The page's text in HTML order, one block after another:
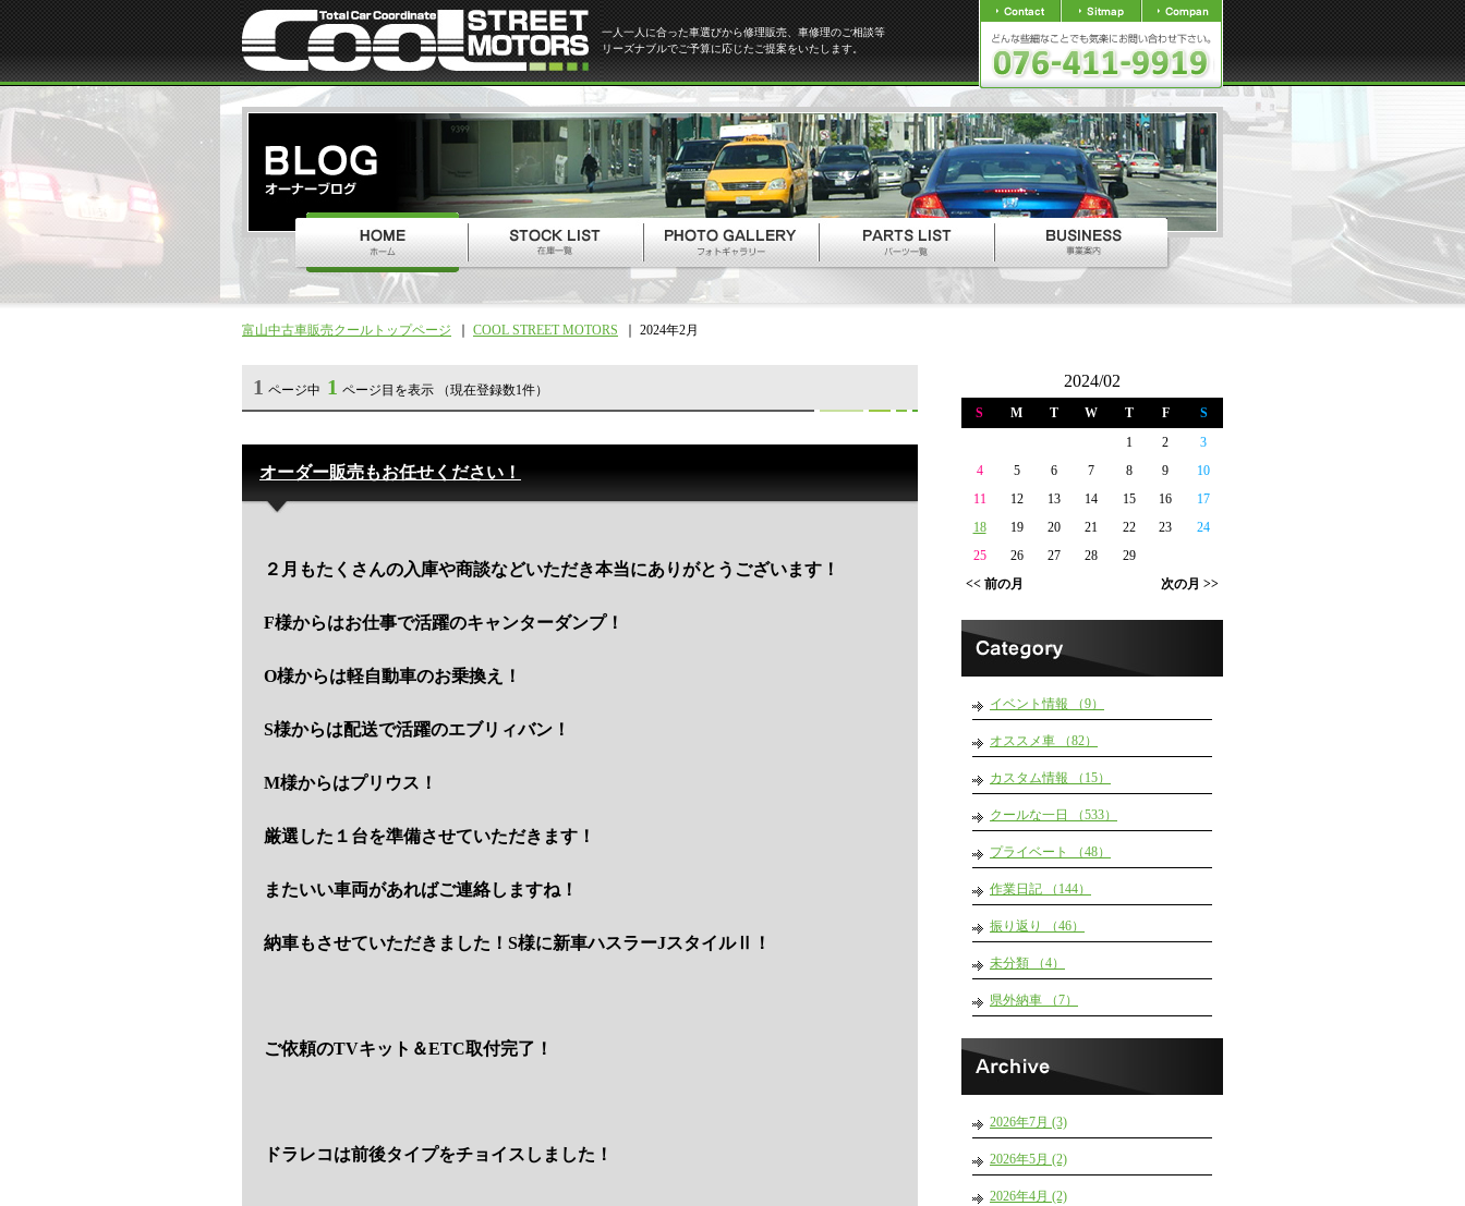
一人一人に合った車選びから修理販売、車修理のご相談等
リーズナブルでご予算に応じたご提案をいたします。
富山中古車販売クールトップページ COOL STREET MOTORS 2024年2月
1 ページ中 1 ページ目を表示 （現在登録数1件）
オーダー販売もお任せください！
２月もたくさんの入庫や商談などいただき本当にありがとうございます！
F様からはお仕事で活躍のキャンターダンプ！
O様からは軽自動車のお乗換え！
S様からは配送で活躍のエブリィバン！
M様からはプリウス！
厳選した１台を準備させていただきます！
またいい車両があればご連絡しますね！
納車もさせていただきました！S様に新車ハスラーJスタイルⅡ！
ご依頼のTVキット＆ETC取付完了！
ドラレコは前後タイプをチョイスしました！
2024/02
S M T W T F S
<< 前の月 次の月 >>
1 2
3
4
5 6 7 8 9
10
11
12 13 14 15 16
17
18
19 20 21 22 23
24
25
26 27 28 29
イベント情報 （9）
オススメ車 （82）
カスタム情報 （15）
クールな一日 （533）
プライベート （48）
作業日記 （144）
振り返り （46）
未分類 （4）
県外納車 （7）
2026年7月 (3)
2026年5月 (2)
2026年4月 (2)